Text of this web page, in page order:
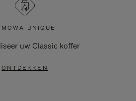
UNIQUE
uw Classic koffer
ONTDEKKEN